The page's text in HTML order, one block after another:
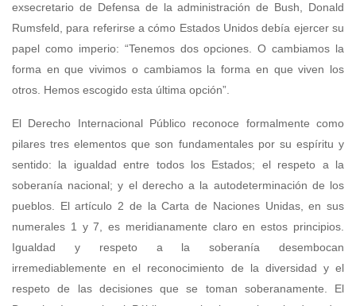
exsecretario de Defensa de la administración de Bush, Donald
Rumsfeld, para referirse a cómo Estados Unidos debía ejercer su
papel como imperio: “Tenemos dos opciones. O cambiamos la
forma en que vivimos o cambiamos la forma en que viven los
otros. Hemos escogido esta última opción”.
El Derecho Internacional Público reconoce formalmente como
pilares tres elementos que son fundamentales por su espíritu y
sentido: la igualdad entre todos los Estados; el respeto a la
soberanía nacional; y el derecho a la autodeterminación de los
pueblos. El artículo 2 de la Carta de Naciones Unidas, en sus
numerales 1 y 7, es meridianamente claro en estos principios.
Igualdad y respeto a la soberanía desembocan
irremediablemente en el reconocimiento de la diversidad y el
respeto de las decisiones que se toman soberanamente. El